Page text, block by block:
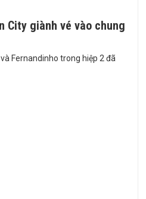
City giành vé vào chung
Fernandinho trong hiệp 2 đã